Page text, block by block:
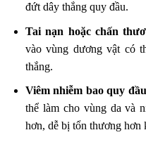
đứt dây thắng quy đầu.
Tai nạn hoặc chấn
vào vùng dương vật có
thắng.
Viêm nhiễm bao quy
thể làm cho vùng da và
hơn, dễ bị tổn thương hơn